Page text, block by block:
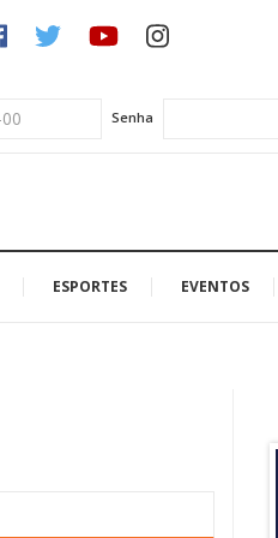
Senha
ESPORTES EVENTOS